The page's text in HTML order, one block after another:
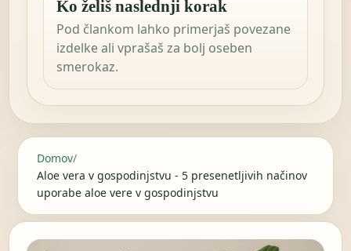
Ko želiš naslednji korak
Pod člankom lahko primerjaš povezane
izdelke ali vprašaš za bolj oseben
smerokaz.
Domov/
Aloe vera v gospodinjstvu - 5 presenetljivih načinov
uporabe aloe vere v gospodinjstvu